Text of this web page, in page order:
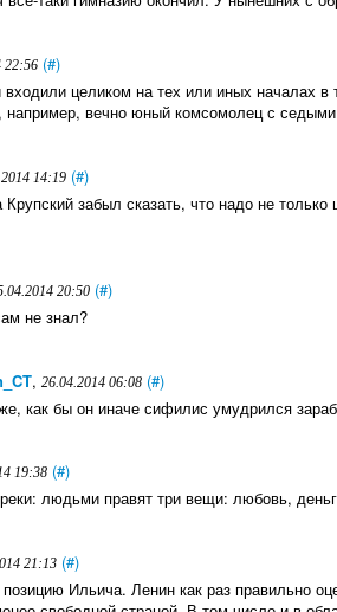
22:56 (#)
целиком на тех или иных началах
например, вечно юный комсомолец с
14:19 (#)
Крупский забыл сказать, что надо не
20:50 (#)
не знал?
,26.04.2014 06:08 (#)
как бы он иначе сифилис умудрился
19:38 (#)
людьми правят три вещи: любовь,
21:13 (#)
Ильича. Ленин как раз правильно